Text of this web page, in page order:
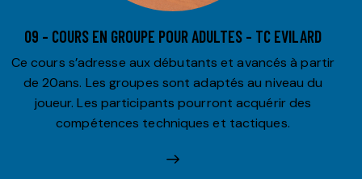
09 – COURS EN GROUPE POUR ADULTES – TC EVILARD
Ce cours s’adresse aux débutants et avancés à partir
de 20ans. Les groupes sont adaptés au niveau du
joueur. Les participants pourront acquérir des
compétences techniques et tactiques.